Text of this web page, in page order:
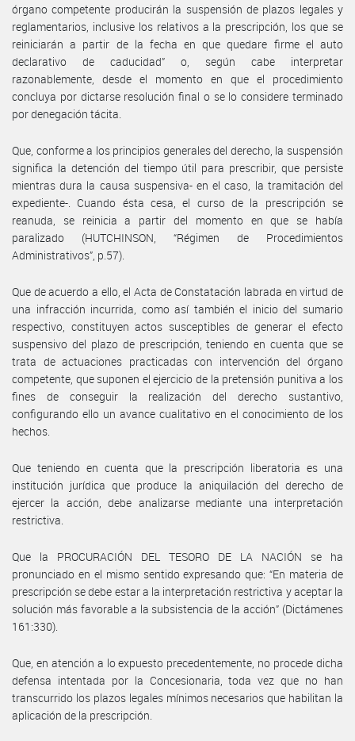
órgano competente producirán la suspensión de plazos legales y
reglamentarios, inclusive los relativos a la prescripción, los que se
reiniciarán a partir de la fecha en que quedare firme el auto
declarativo de caducidad” o, según cabe interpretar
razonablemente, desde el momento en que el procedimiento
concluya por dictarse resolución final o se lo considere terminado
por denegación tácita.
Que, conforme a los principios generales del derecho, la suspensión
significa la detención del tiempo útil para prescribir, que persiste
mientras dura la causa suspensiva- en el caso, la tramitación del
expediente-. Cuando ésta cesa, el curso de la prescripción se
reanuda, se reinicia a partir del momento en que se había
paralizado (HUTCHINSON, “Régimen de Procedimientos
Administrativos”, p.57).
Que de acuerdo a ello, el Acta de Constatación labrada en virtud de
una infracción incurrida, como así también el inicio del sumario
respectivo, constituyen actos susceptibles de generar el efecto
suspensivo del plazo de prescripción, teniendo en cuenta que se
trata de actuaciones practicadas con intervención del órgano
competente, que suponen el ejercicio de la pretensión punitiva a los
fines de conseguir la realización del derecho sustantivo,
configurando ello un avance cualitativo en el conocimiento de los
hechos.
Que teniendo en cuenta que la prescripción liberatoria es una
institución jurídica que produce la aniquilación del derecho de
ejercer la acción, debe analizarse mediante una interpretación
restrictiva.
Que la PROCURACIÓN DEL TESORO DE LA NACIÓN se ha
pronunciado en el mismo sentido expresando que: “En materia de
prescripción se debe estar a la interpretación restrictiva y aceptar la
solución más favorable a la subsistencia de la acción” (Dictámenes
161:330).
Que, en atención a lo expuesto precedentemente, no procede dicha
defensa intentada por la Concesionaria, toda vez que no han
transcurrido los plazos legales mínimos necesarios que habilitan la
aplicación de la prescripción.